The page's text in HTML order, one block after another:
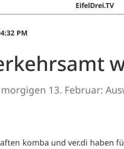
EifelDrei.TV
PM
13. Februar:
komba und ver.di haben